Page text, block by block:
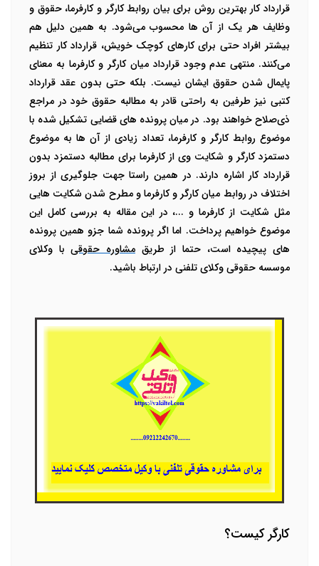
قرارداد کار بهترین روش برای بیان روابط کارگر و کارفرما، حقوق و
وظایف هر یک از آن ها محسوب می‌شود. به همین دلیل هم
بیشتر افراد حتی برای کارهای کوچک خویش، قرارداد کار تنظیم
می‌کنند. منتهی عدم وجود قرارداد میان کارگر و کارفرما به معنای
پایمال شدن حقوق ایشان نیست. بلکه حتی بدون عقد قرارداد
کتبی نیز طرفین به راحتی قادر به مطالبه حقوق خود در مراجع
ذی‌صلاح خواهند بود. در میان پرونده های قضایی تشکیل شده با
موضوع روابط کارگر و کارفرما، تعداد زیادی از آن ها به موضوع
دستمزد کارگر و شکایت وی از کارفرما برای مطالبه دستمزد بدون
قرارداد کار اشاره دارند. در همین راستا جهت جلوگیری از بروز
اختلاف در روابط میان کارگر و کارفرما و مطرح شدن شکایت هایی
مثل شکایت از کارفرما و ...، در این مقاله به بررسی کامل این
موضوع خواهیم پرداخت. اما اگر پرونده شما جزو همین پرونده
های پیچیده است، حتما از طریق مشاوره حقوقیبا وکلای
موسسه حقوقی وکلای تلفنی در ارتباط باشید.
کارگر کیست؟